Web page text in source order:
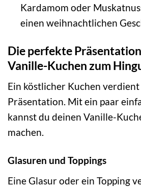
Kardamom oder
einen weihnachtlichen
Die perfekte
Vanille-Kuchen zum
Ein köstlicher Kuchen
Präsentation. Mit ein paar
kannst du deinen Vanille-
machen.
Glasuren und Toppings
Eine Glasur oder ein Topping